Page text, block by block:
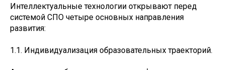
Интеллектуальные технологии открывают перед
системой СПО четыре основных направления
развития:
1.1. Индивидуализация образовательных траекторий.